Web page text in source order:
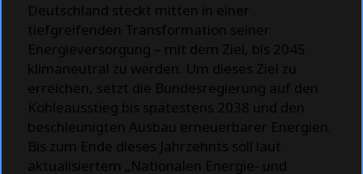
Deutschland steckt mitten in einer
tiefgreifenden Transformation seiner
Energieversorgung – mit dem Ziel, bis 2045
klimaneutral zu werden. Um dieses Ziel zu
erreichen, setzt die Bundesregierung auf den
Kohleausstieg bis spätestens 2038 und den
beschleunigten Ausbau erneuerbarer Energien.
Bis zum Ende dieses Jahrzehnts soll laut
aktualisiertem „Nationalen Energie- und